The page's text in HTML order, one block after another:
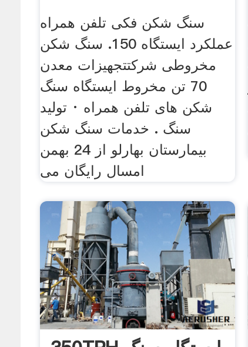
‫سنگ شکن فکی تلفن همراه
عملکرد ایستگاه 150. سنگ شکن
مخروطی شرکتتجهیزات معدن
70 تن مخروط ایستگاه سنگ
شکن های تلفن همراه · تولید
سنگ . خدمات سنگ شکن
بیمارستان بهارلو از 24 بهمن
امسال رایگان می